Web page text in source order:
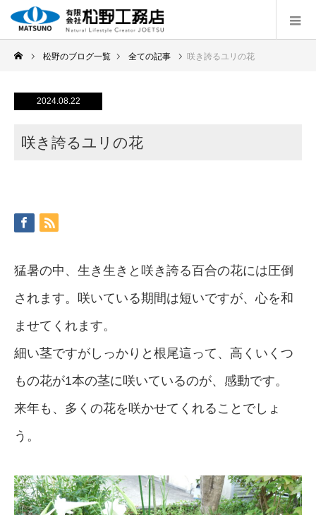
松野のブログ一覧 全ての記事 咲き誇るユリの花
2024.08.22
咲き誇るユリの花
猛暑の中、生き生きと咲き誇る百合の花には圧倒
されます。咲いている期間は短いですが、心を和
ませてくれます。
細い茎ですがしっかりと根尾這って、高くいくつ
もの花が1本の茎に咲いているのが、感動です。
来年も、多くの花を咲かせてくれることでしょ
う。